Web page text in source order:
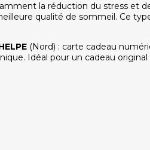
la réduction du stress et
qualité de sommeil. Ce
(Nord) : carte cadeau
Idéal pour un cadeau original